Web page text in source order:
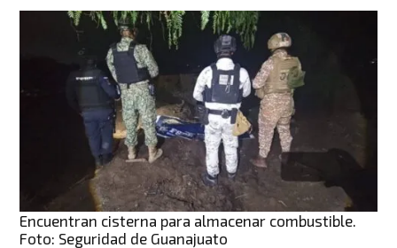
Encuentran cisterna para almacenar combustible.
Foto: Seguridad de Guanajuato